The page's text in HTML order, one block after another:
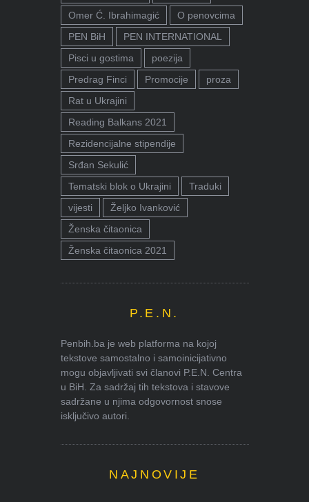
Omer Ć. Ibrahimagić
O penovcima
PEN BiH
PEN INTERNATIONAL
Pisci u gostima
poezija
Predrag Finci
Promocije
proza
Rat u Ukrajini
Reading Balkans 2021
Rezidencijalne stipendije
Srđan Sekulić
Tematski blok o Ukrajini
Traduki
vijesti
Željko Ivanković
Ženska čitaonica
Ženska čitaonica 2021
P.E.N.
Penbih.ba je web platforma na kojoj
tekstove samostalno i samoinicijativno
mogu objavljivati svi članovi P.E.N. Centra
u BiH. Za sadržaj tih tekstova i stavove
sadržane u njima odgovornost snose
isključivo autori.
NAJNOVIJE